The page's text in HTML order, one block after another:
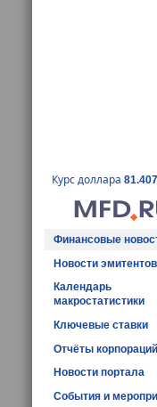
Курс доллара
Финансовые
Новости эмитентов
Календарь
макростатистики
Ключевые ставки
Отчёты корпораций
Новости портала
События и